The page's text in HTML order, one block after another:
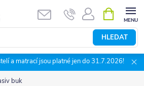
HLEDAT
NÁKUPNÍ
KOŠÍK
a matrací jsou platné jen do 31.7.2026!
buk